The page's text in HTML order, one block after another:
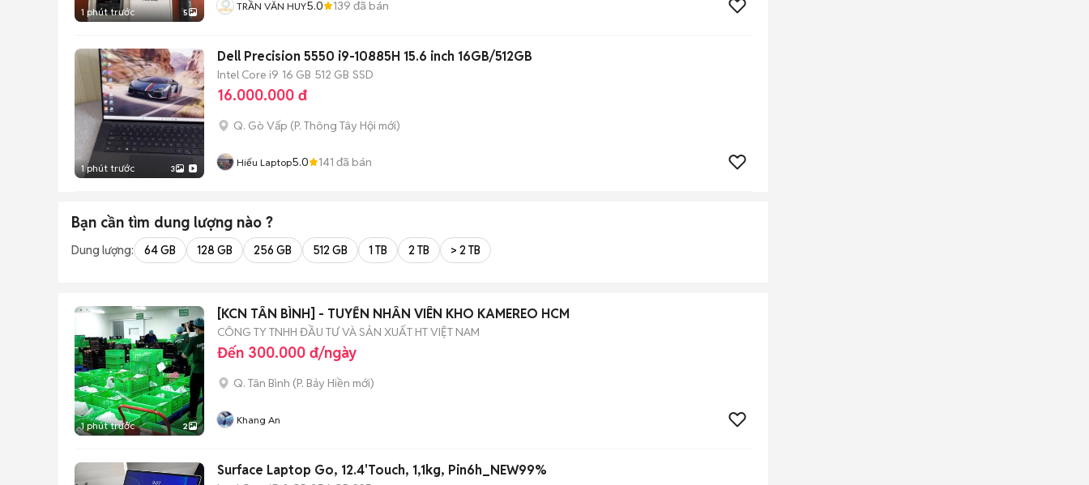
1 phút trước 5 TRẦN VĂN HUY5.0 139 đã bán
1 phút trước 3
Dell Precision 5550 i9-10885H 15.6 inch 16GB/512GB
Intel Core i9 16 GB 512 GB SSD
16.000.000 đ
Q. Gò Vấp (P. Thông Tây Hội mới)
Hiếu Laptop5.0 141 đã bán
Bạn cần tìm dung lượng nào ?
Dung lượng: 64 GB 128 GB 256 GB 512 GB 1 TB 2 TB > 2 TB
1 phút trước 2
[KCN TÂN BÌNH] - TUYỂN NHÂN VIÊN KHO KAMEREO HCM
CÔNG TY TNHH ĐẦU TƯ VÀ SẢN XUẤT HT VIỆT NAM
Đến 300.000 đ/ngày
Q. Tân Bình (P. Bảy Hiền mới)
Khang An
Surface Laptop Go, 12.4'Touch, 1,1kg, Pin6h_NEW99%